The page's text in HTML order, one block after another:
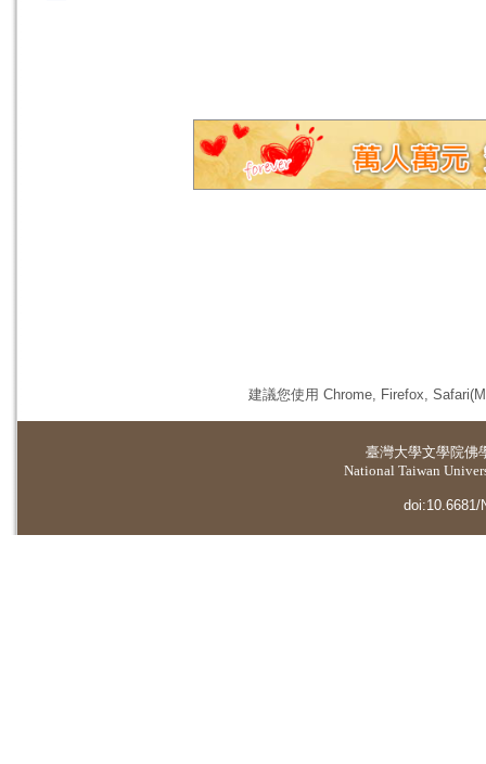
建議您使用 Chrome, Firefox,
臺灣大學文學院佛
National Taiwan
doi:10.6681/